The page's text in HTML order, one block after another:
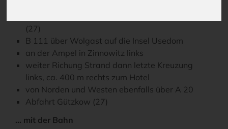
(27)
B 111 über Wolgast auf die Insel Usedom
an der Ampel in Zinnowitz links
weiter Richung Strand dann letzte Kreuzung
links, ca. 400 m rechts zum Hotel
von Norden und Westen ebenfalls über A 20
Abfahrt Gützkow (27)
... mit der Bahn